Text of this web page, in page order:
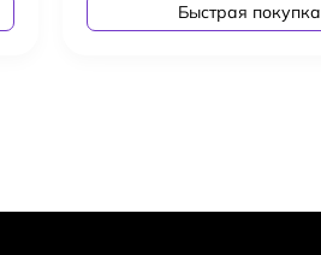
Быстрая покупка